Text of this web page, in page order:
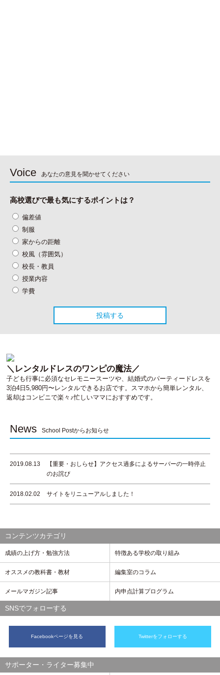
Voice あなたの意見を聞かせてください
高校選びで最も気にするポイントは？
偏差値
制服
家からの距離
校風（雰囲気）
校長・教員
授業内容
学費
＼レンタルドレスのワンピの魔法／
子ども行事に必須なセレモニースーツや、結婚式のパーティードレスを
3泊4日5,980円〜レンタルできるお店です。スマホから簡単レンタル、
返却はコンビニで楽々♪忙しいママにおすすめです。
News School Postからお知らせ
2019.08.13
【重要・おしらせ】アクセス過多によるサーバーの一時停止
のお詫び
2018.02.02 サイトをリニューアルしました！
コンテンツカテゴリ
成績の上げ方・勉強方法 特徴ある学校の取り組み
オススメの教科書・教材 編集室のコラム
メールマガジン記事 内申点計算プログラム
SNSでフォローする
Facebookページを見る Twitterをフォローする
サポーター・ライター募集中